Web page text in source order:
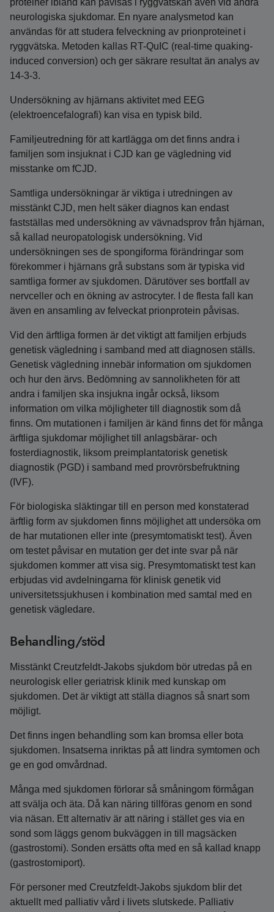
proteiner ibland kan påvisas i ryggvätskan även vid andra
neurologiska sjukdomar. En nyare analysmetod kan
användas för att studera felveckning av prionproteinet i
ryggvätska. Metoden kallas RT-QuIC (real-time quaking-
induced conversion) och ger säkrare resultat än analys av
14-3-3.
Undersökning av hjärnans aktivitet med EEG
(elektroencefalografi) kan visa en typisk bild.
Familjeutredning för att kartlägga om det finns andra i
familjen som insjuknat i CJD kan ge vägledning vid
misstanke om fCJD.
Samtliga undersökningar är viktiga i utredningen av
misstänkt CJD, men helt säker diagnos kan endast
fastställas med undersökning av vävnadsprov från hjärnan,
så kallad neuropatologisk undersökning. Vid
undersökningen ses de spongiforma förändringar som
förekommer i hjärnans grå substans som är typiska vid
samtliga former av sjukdomen. Därutöver ses bortfall av
nervceller och en ökning av astrocyter. I de flesta fall kan
även en ansamling av felveckat prionprotein påvisas.
Vid den ärftliga formen är det viktigt att familjen erbjuds
genetisk vägledning i samband med att diagnosen ställs.
Genetisk vägledning innebär information om sjukdomen
och hur den ärvs. Bedömning av sannolikheten för att
andra i familjen ska insjukna ingår också, liksom
information om vilka möjligheter till diagnostik som då
finns. Om mutationen i familjen är känd finns det för många
ärftliga sjukdomar möjlighet till anlagsbärar- och
fosterdiagnostik, liksom preimplantatorisk genetisk
diagnostik (PGD) i samband med provrörsbefruktning
(IVF).
För biologiska släktingar till en person med konstaterad
ärftlig form av sjukdomen finns möjlighet att undersöka om
de har mutationen eller inte (presymtomatiskt test). Även
om testet påvisar en mutation ger det inte svar på när
sjukdomen kommer att visa sig. Presymtomatiskt test kan
erbjudas vid avdelningarna för klinisk genetik vid
universitetssjukhusen i kombination med samtal med en
genetisk vägledare.
Behandling/stöd
Misstänkt Creutzfeldt-Jakobs sjukdom bör utredas på en
neurologisk eller geriatrisk klinik med kunskap om
sjukdomen. Det är viktigt att ställa diagnos så snart som
möjligt.
Det finns ingen behandling som kan bromsa eller bota
sjukdomen. Insatserna inriktas på att lindra symtomen och
ge en god omvårdnad.
Många med sjukdomen förlorar så småningom förmågan
att svälja och äta. Då kan näring tillföras genom en sond
via näsan. Ett alternativ är att näring i stället ges via en
sond som läggs genom bukväggen in till magsäcken
(gastrostomi). Sonden ersätts ofta med en så kallad knapp
(gastrostomiport).
För personer med Creutzfeldt-Jakobs sjukdom blir det
aktuellt med palliativ vård i livets slutskede. Palliativ